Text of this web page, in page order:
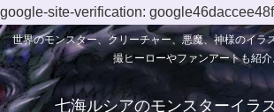
google-site-verification:
世界のモンスター、クリーチャー、悪魔、神様のイラ
撮ヒーローやファンアートも紹介
七海ルシアのモンスターイラ